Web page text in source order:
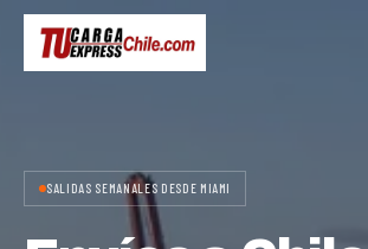
SALIDAS SEMANALES DESDE MIAMI